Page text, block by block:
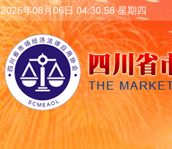
2026年08月06日 04:30:59 星期四